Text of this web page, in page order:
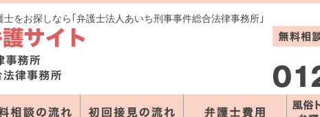
をお探しなら｢弁護士法人あいち刑事事件総合法律事務所｣